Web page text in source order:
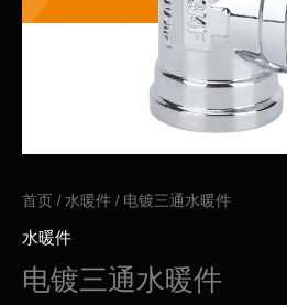
首页 / 水暖件 / 电镀三通水暖件
水暖件
电镀三通水暖件